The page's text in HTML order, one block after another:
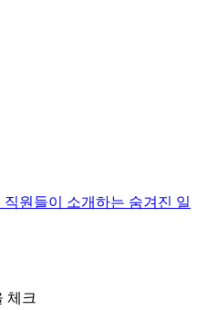
원들이 소개하는 숨겨진 일
체크